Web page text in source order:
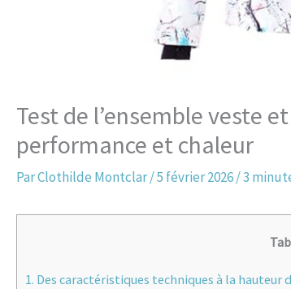
Test de l’ensemble veste
performance et chaleur
ParClothilde Montclar/5 février 2026/3
1. Des caractéristiques techniques à la